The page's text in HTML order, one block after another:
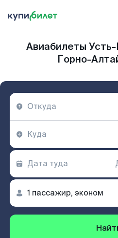
Авиабилеты
Горно-